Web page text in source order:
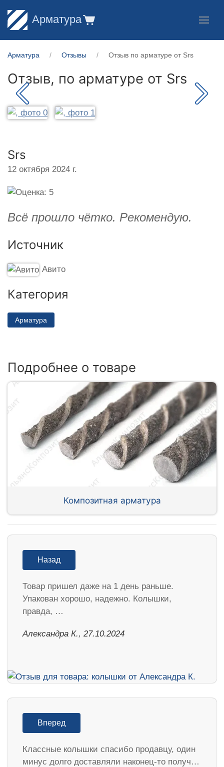
Арматура
Арматура Отзывы Отзыв по арматуре от Srs
Отзыв, по арматуре от Srs
Srs
12 октября 2024 г.
Всё прошло чётко. Рекомендую.
Источник
Авито
Категория
Арматура
Подробнее о товаре
Композитная арматура
Назад
Товар пришел даже на 1 день раньше.
Упакован хорошо, надежно. Колышки,
правда, …
Александра К., 27.10.2024
Вперед
Классные колышки спасибо продавцу, один
минус долго доставляли наконец-то получ…